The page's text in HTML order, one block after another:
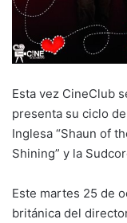
Esta vez CineClub
presenta su ciclo
Inglesa “Shaun of
Shining” y la
Este martes 25 de
británica del